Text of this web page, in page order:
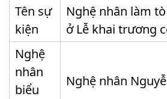
Tên sự
kiện
Nghệ nhân làm
ở Lễ khai trương
Nghệ
nhân
biểu
Nghệ nhân